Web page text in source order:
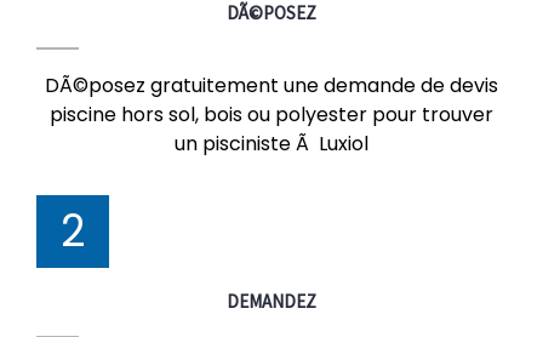
DÃ©POSEZ
DÃ©posez gratuitement une demande de devis
piscine hors sol, bois ou polyester pour trouver
un pisciniste Ã Luxiol
2
DEMANDEZ